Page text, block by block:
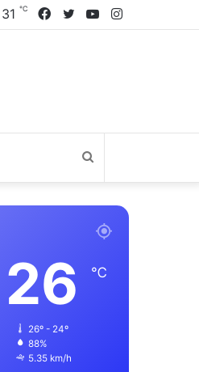
YouTube
Twitter
Facebook
31 ℃
Axtarış
26 ℃
26º - 24º
88%
5.35 km/h